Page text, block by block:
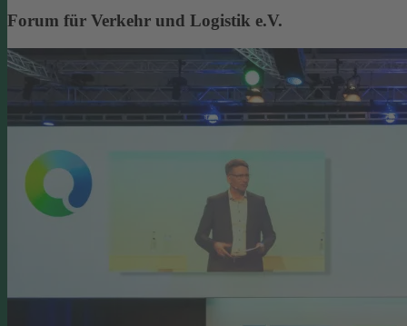
Forum für Verkehr und Logistik e.V.